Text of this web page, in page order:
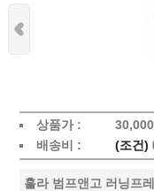
상품가 : 30,000
배송비 : (조건)
홀라 범프앤고 러닝프